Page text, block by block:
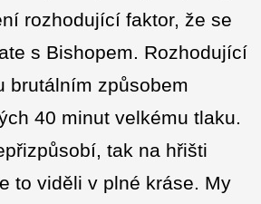
rozhodující faktor, že se
s Bishopem. Rozhodující
brutálním způsobem
40 minut velkému tlaku.
tak na hřišti
to viděli v plné kráse. My